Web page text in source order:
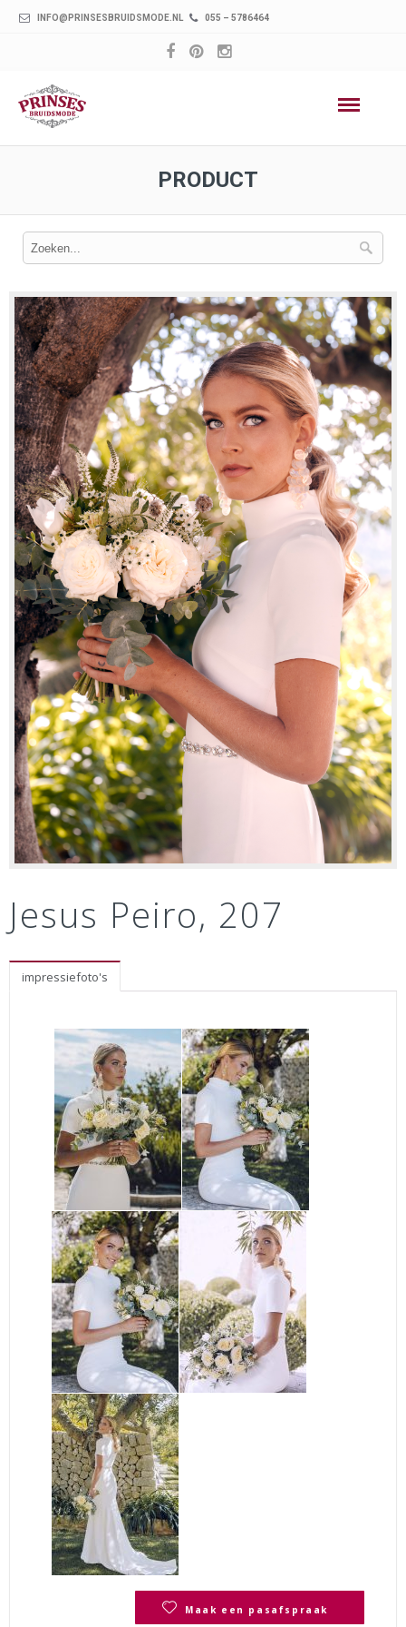
INFO@PRINSESBRUIDSMODE.NL 055 – 5786464
PRODUCT
Jesus Peiro, 207
impressiefoto's
Maak een pasafspraak